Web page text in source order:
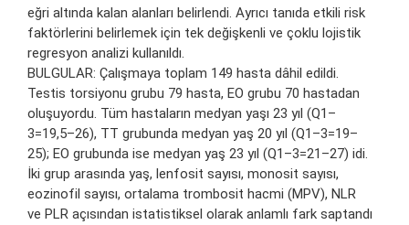
eğri altında kalan alanları belirlendi. Ayrıcı tanıda etkili risk
faktörlerini belirlemek için tek değişkenli ve çoklu lojistik
regresyon analizi kullanıldı.
BULGULAR: Çalışmaya toplam 149 hasta dâhil edildi.
Testis torsiyonu grubu 79 hasta, EO grubu 70 hastadan
oluşuyordu. Tüm hastaların medyan yaşı 23 yıl (Q1–
3=19,5–26), TT grubunda medyan yaş 20 yıl (Q1–3=19–
25); EO grubunda ise medyan yaş 23 yıl (Q1–3=21–27) idi.
İki grup arasında yaş, lenfosit sayısı, monosit sayısı,
eozinofil sayısı, ortalama trombosit hacmi (MPV), NLR
ve PLR açısından istatistiksel olarak anlamlı fark saptandı